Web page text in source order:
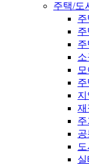
주택/도
주
재